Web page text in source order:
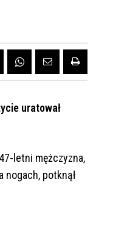
uratował
letni mężczyzna,
nogach, potknął